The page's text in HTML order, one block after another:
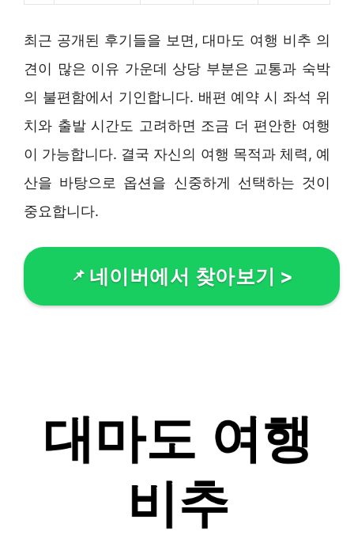
최근 공개된 후기들을 보면, 대마도 여행 비추 의
견이 많은 이유 가운데 상당 부분은 교통과 숙박
의 불편함에서 기인합니다. 배편 예약 시 좌석 위
치와 출발 시간도 고려하면 조금 더 편안한 여행
이 가능합니다. 결국 자신의 여행 목적과 체력, 예
산을 바탕으로 옵션을 신중하게 선택하는 것이
중요합니다.
네이버에서 찾아보기 >